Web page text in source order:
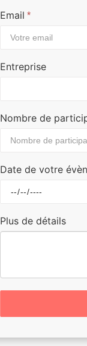
Email *
Entreprise
Nombre de
Date de votre
Plus de détails